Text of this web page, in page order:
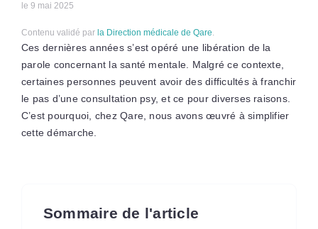
le 9 mai 2025
Contenu validé par la Direction médicale de Qare.
Ces dernières années s’est opéré une libération de la
parole concernant la santé mentale. Malgré ce contexte,
certaines personnes peuvent avoir des difficultés à franchir
le pas d’une consultation psy, et ce pour diverses raisons.
C’est pourquoi, chez Qare, nous avons œuvré à simplifier
cette démarche.
Sommaire de l'article